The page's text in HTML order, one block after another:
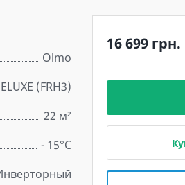
Olmo
(FRH3)
22 м²
- 15°С
16 699 грн.